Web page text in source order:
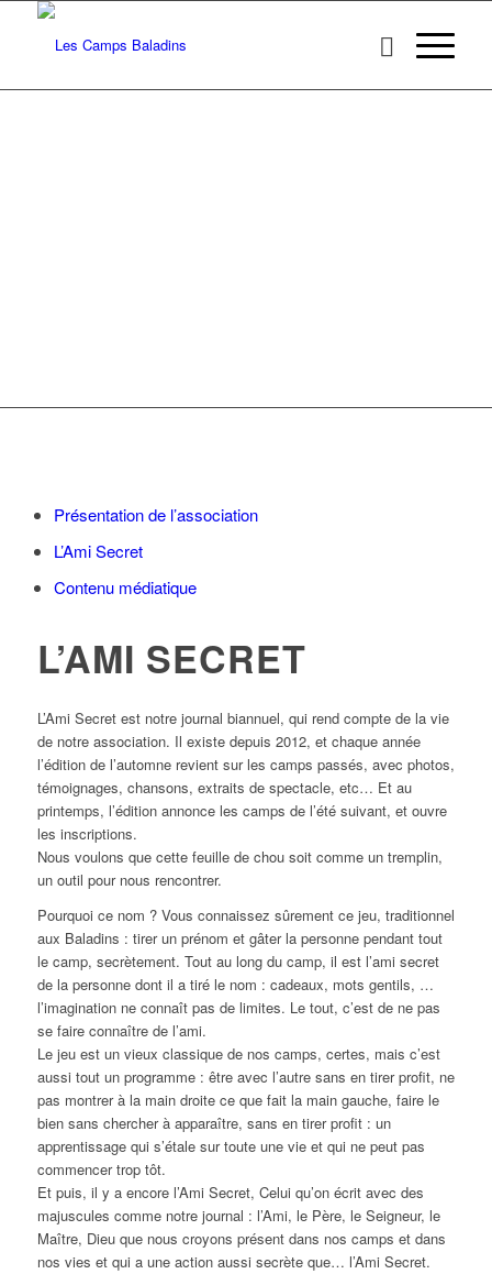
Présentation de l’association
L’Ami Secret
Contenu médiatique
L’AMI SECRET
L’Ami Secret est notre journal biannuel, qui rend compte de la vie
de notre association. Il existe depuis 2012, et chaque année
l’édition de l’automne revient sur les camps passés, avec photos,
témoignages, chansons, extraits de spectacle, etc… Et au
printemps, l’édition annonce les camps de l’été suivant, et ouvre
les inscriptions.
Nous voulons que cette feuille de chou soit comme un tremplin,
un outil pour nous rencontrer.
Pourquoi ce nom ? Vous connaissez sûrement ce jeu, traditionnel
aux Baladins : tirer un prénom et gâter la personne pendant tout
le camp, secrètement. Tout au long du camp, il est l’ami secret
de la personne dont il a tiré le nom : cadeaux, mots gentils, …
l’imagination ne connaît pas de limites. Le tout, c’est de ne pas
se faire connaître de l’ami.
Le jeu est un vieux classique de nos camps, certes, mais c’est
aussi tout un programme : être avec l’autre sans en tirer profit, ne
pas montrer à la main droite ce que fait la main gauche, faire le
bien sans chercher à apparaître, sans en tirer profit : un
apprentissage qui s’étale sur toute une vie et qui ne peut pas
commencer trop tôt.
Et puis, il y a encore l’Ami Secret, Celui qu’on écrit avec des
majuscules comme notre journal : l’Ami, le Père, le Seigneur, le
Maître, Dieu que nous croyons présent dans nos camps et dans
nos vies et qui a une action aussi secrète que… l’Ami Secret.